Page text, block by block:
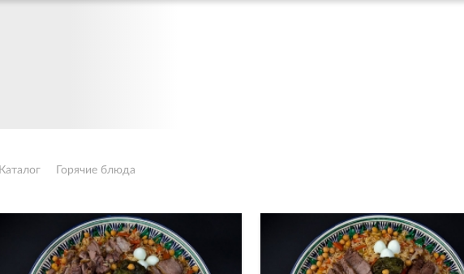
Каталог Горячие блюда